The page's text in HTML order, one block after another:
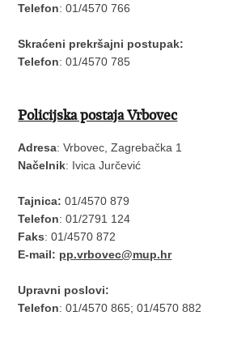
Telefon: 01/4570 766
Skraćeni prekršajni postupak:
Telefon: 01/4570 785
Policijska postaja Vrbovec
Adresa: Vrbovec, Zagrebačka 1
Načelnik: Ivica Jurčević
Tajnica:01/4570 879
Telefon: 01/2791 124
Faks: 01/4570 872
E-mail: pp.vrbovec@mup.hr
Upravni poslovi:
Telefon: 01/4570 865; 01/4570 882